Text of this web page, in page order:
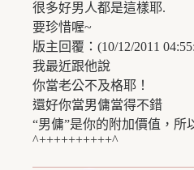
很多好男人都是這樣耶.
要珍惜喔~
版主回覆：(10/12/2011
我最近跟他說
你當老公不及格耶！
還好你當男傭當得不錯
“男傭”是你的附加價值，
^++++++++++^